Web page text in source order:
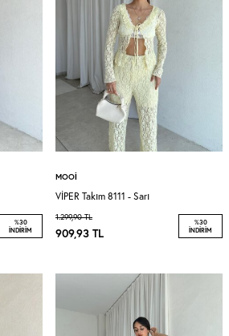
%30
İNDIRIM
MOOI
VİPER Takım 8111 - Sarı
1.299,90TL
909,93 TL
%30
İNDIRIM